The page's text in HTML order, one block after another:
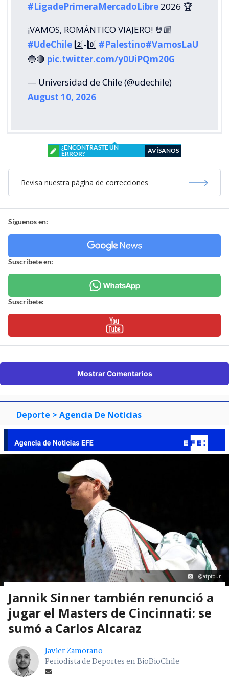
#LigadePrimeraMercadoLibre 2026 🏆
¡VAMOS, ROMÁNTICO VIAJERO! 🤘🏼
#UdeChile2️⃣-0️⃣ #Palestino#VamosLaU
🔵🔴 pic.twitter.com/y0UiPQm20G
— Universidad de Chile (@udechile)
August 10, 2026
¿ENCONTRASTE UN
ERROR?
AVÍSANOS
Revisa nuestra página de correcciones
Síguenos en:
Suscríbete en:
Suscríbete:
Mostrar Comentarios
Deporte > Agencia De Noticias
@atptour
Jannik Sinner también renunció a
jugar el Masters de Cincinnati: se
sumó a Carlos Alcaraz
Javier Zamorano
Periodista de Deportes en BioBioChile